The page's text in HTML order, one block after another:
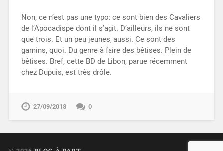
Non, ce n’est pas une typo: ce sont bien des Cavaliers
de l’Apocadispe dont il s’agit. D’ailleurs, ils ne sont
que trois. Et un peu jeunes, aussi. Ce sont des
gamins, quoi. Du genre à faire des bêtises. Plein de
bêtises. Bref, cette BD de Libon, parue récemment
chez Dupuis, est très drôle.
27/09/2018 0